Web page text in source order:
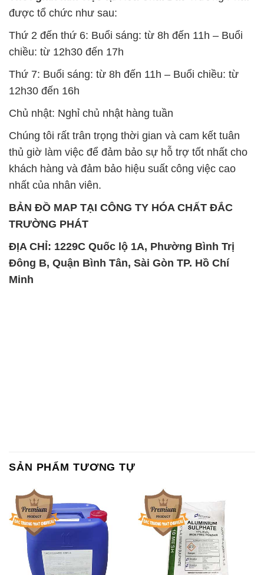
thủ giờ làm việc để đảm bảo sự hỗ trợ tốt nhất cho
nhất của nhân viên.
TRƯỜNG PHÁT
Đông B, Quận Bình Tân, Sài Gòn TP. Hồ Chí
Minh